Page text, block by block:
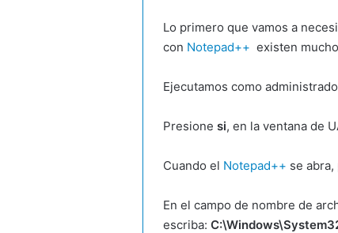
Lo primero que vamos a
con Notepad++ existen
Ejecutamos como
Presione si, en la ventana de
Cuando el Notepad++ se
En el campo de nombre de
escriba: